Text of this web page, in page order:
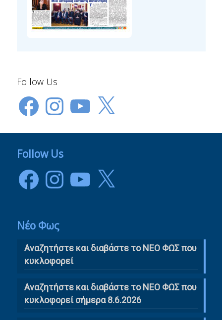
Follow Us
FacebookInstagramYouTube
X
Follow Us
FacebookInstagramYouTube
X
Νέο Φως
Αναζητήστε και διαβάστε το NΕΟ ΦΩΣ που
κυκλοφορεί
Αναζητήστε και διαβάστε το ΝΕΟ ΦΩΣ που
κυκλοφορεί σήμερα 8.6.2026